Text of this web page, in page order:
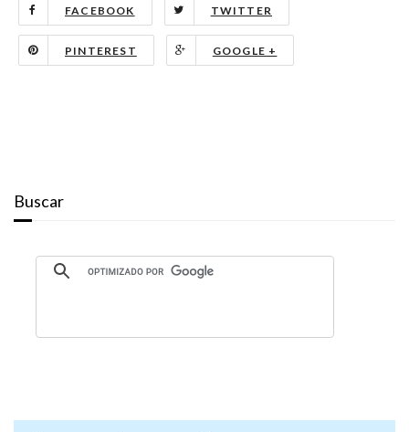
FACEBOOK TWITTER
PINTEREST GOOGLE +
Buscar